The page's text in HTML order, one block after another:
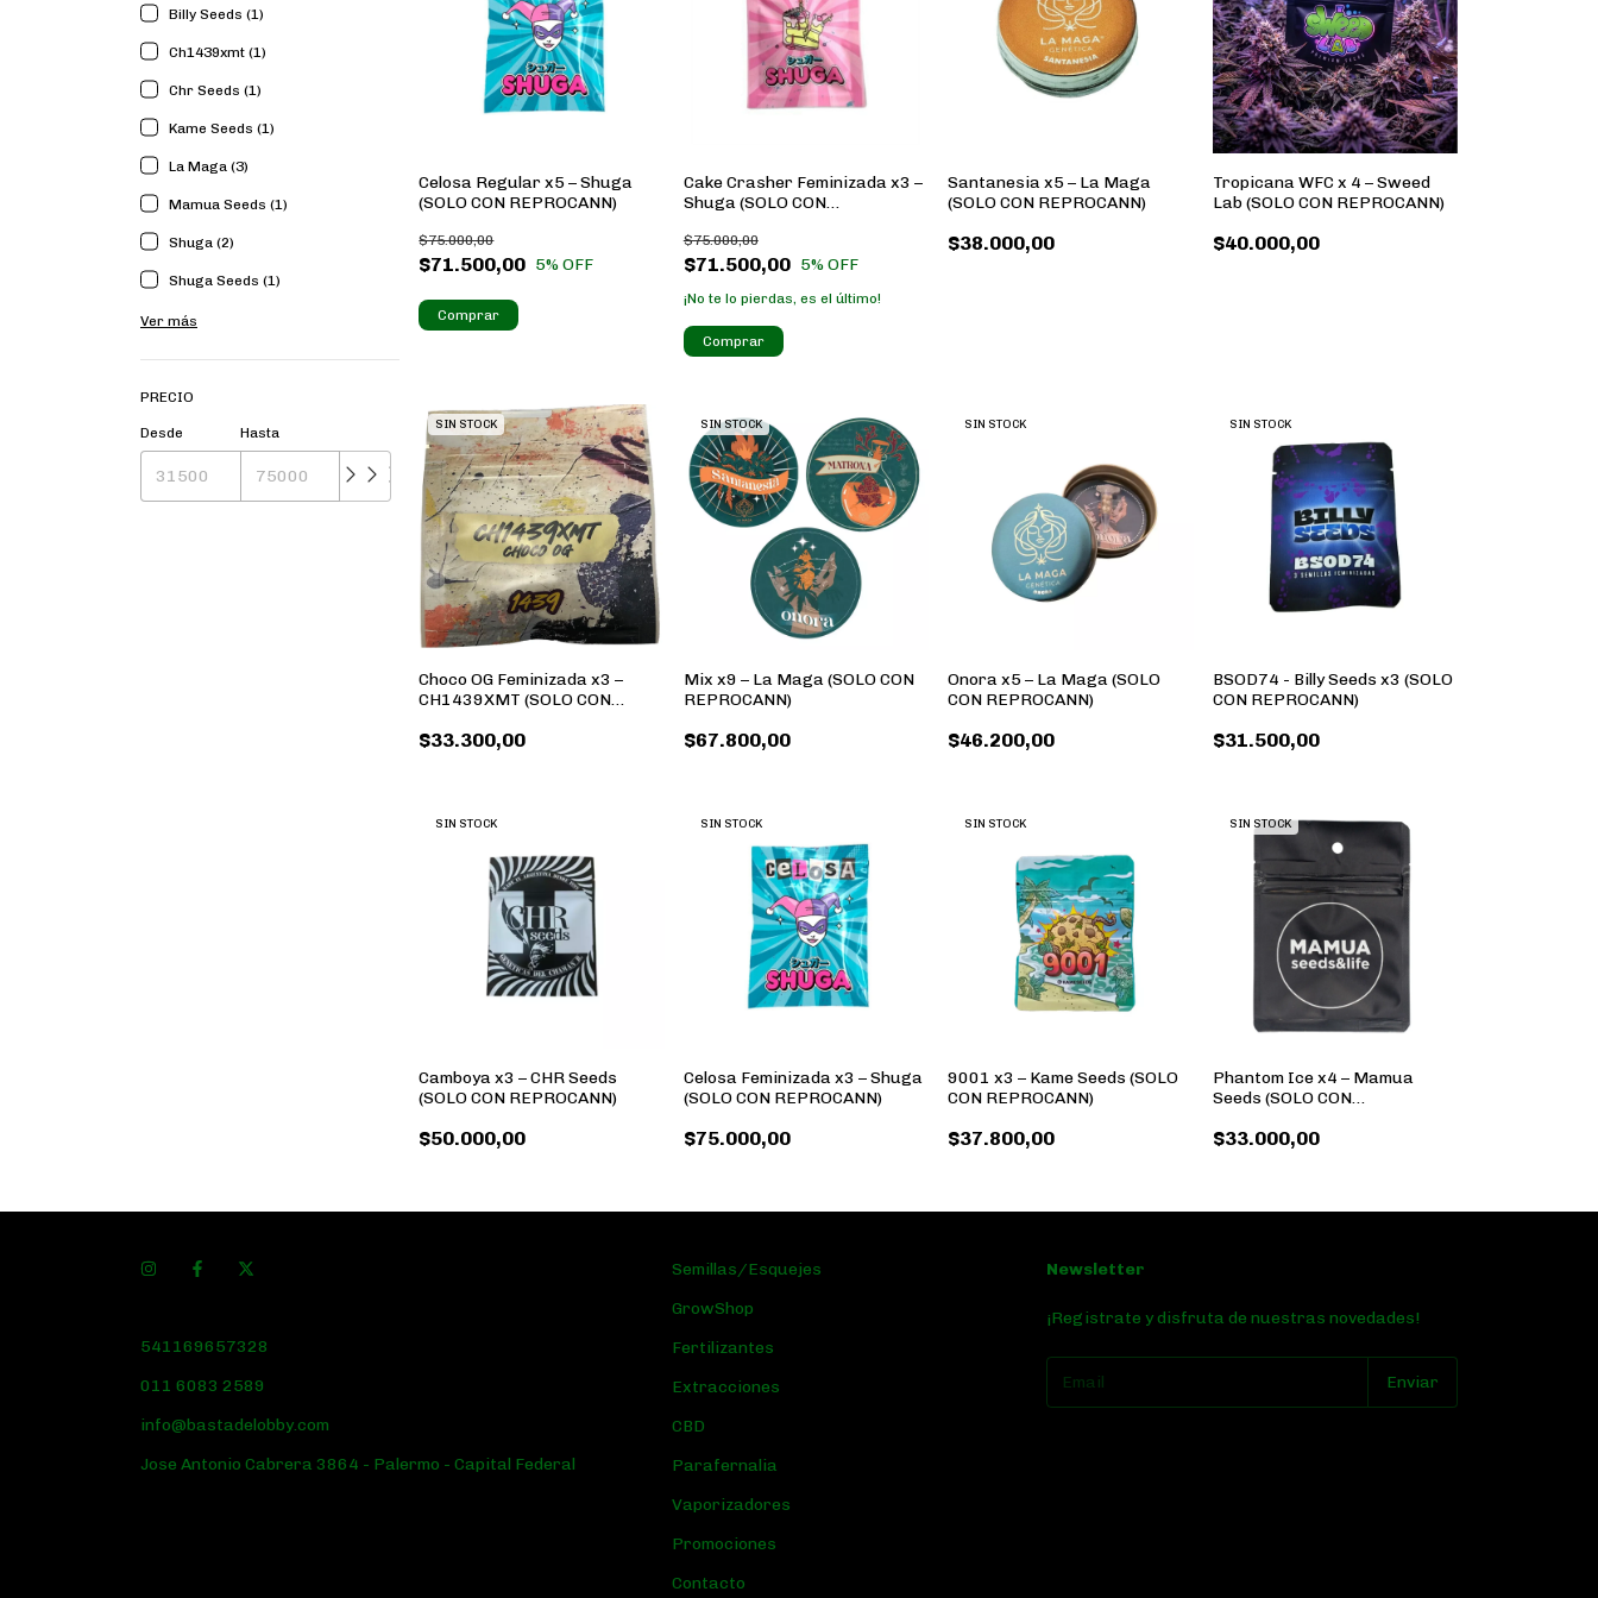
Billy Seeds (1)
Ch1439xmt (1)
Chr Seeds (1)
Kame Seeds (1)
La Maga (3)
Mamua Seeds (1)
Shuga (2)
Shuga Seeds (1)
Ver más
PRECIO
Desde Hasta
Celosa Regular x5 – Shuga
(SOLO CON REPROCANN)
$71.500,00
$75.000,00
5% OFF
Cake Crasher Feminizada x3 –
Shuga (SOLO CON
$71.500,00
$75.000,00
5% OFF
¡No te lo pierdas, es el último!
Santanesia x5 – La Maga
(SOLO CON REPROCANN)
$38.000,00
Tropicana WFC x 4 – Sweed
Lab (SOLO CON REPROCANN)
$40.000,00
SIN STOCK
Choco OG Feminizada x3 –
CH1439XMT (SOLO CON
$33.300,00
SIN STOCK
Mix x9 – La Maga (SOLO CON
REPROCANN)
$67.800,00
SIN STOCK
Onora x5 – La Maga (SOLO
CON REPROCANN)
$46.200,00
SIN STOCK
BSOD74 - Billy Seeds x3 (SOLO
CON REPROCANN)
$31.500,00
SIN STOCK
Camboya x3 – CHR Seeds
(SOLO CON REPROCANN)
$50.000,00
SIN STOCK
Celosa Feminizada x3 – Shuga
(SOLO CON REPROCANN)
$75.000,00
SIN STOCK
9001 x3 – Kame Seeds (SOLO
CON REPROCANN)
$37.800,00
SIN STOCK
Phantom Ice x4 – Mamua
Seeds (SOLO CON
$33.000,00
541169657328
011 6083 2589
info@bastadelobby.com
Jose Antonio Cabrera 3864 - Palermo - Capital Federal
Semillas/Esquejes
GrowShop
Fertilizantes
Extracciones
CBD
Parafernalia
Vaporizadores
Promociones
Contacto
Newsletter
¡Registrate y disfruta de nuestras novedades!